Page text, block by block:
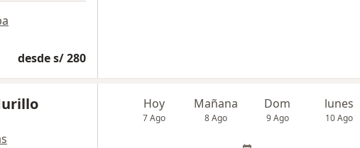
desde s/ 280
Hoy
7 Ago
Mañana
8 Ago
Dom
9 Ago
lunes
10 Ago